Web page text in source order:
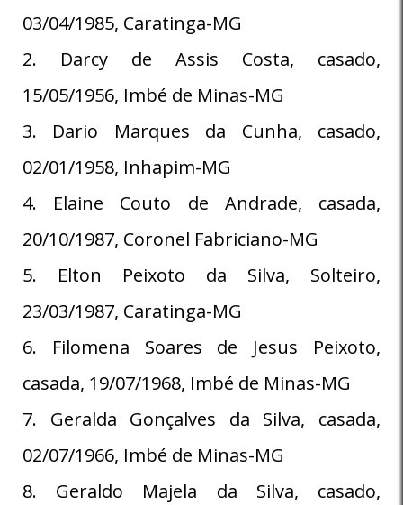
03/04/1985, Caratinga-MG
2. Darcy de Assis Costa, casado,
15/05/1956, Imbé de Minas-MG
3. Dario Marques da Cunha, casado,
02/01/1958, Inhapim-MG
4. Elaine Couto de Andrade, casada,
20/10/1987, Coronel Fabriciano-MG
5. Elton Peixoto da Silva, Solteiro,
23/03/1987, Caratinga-MG
6. Filomena Soares de Jesus Peixoto,
casada, 19/07/1968, Imbé de Minas-MG
7. Geralda Gonçalves da Silva, casada,
02/07/1966, Imbé de Minas-MG
8. Geraldo Majela da Silva, casado,